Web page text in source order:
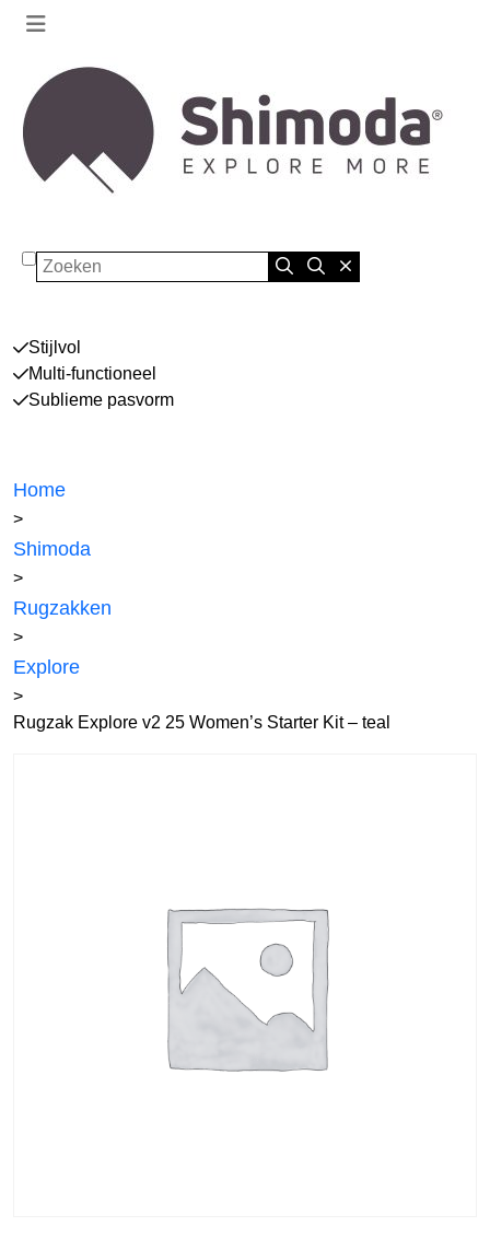
Zoeken
Stijlvol
Multi-functioneel
Sublieme pasvorm
Home
>
Shimoda
>
Rugzakken
>
Explore
>
Rugzak Explore v2 25 Women’s Starter Kit – teal